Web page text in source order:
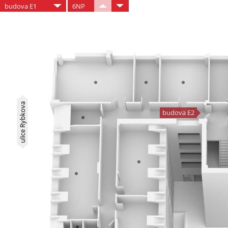
budova E1 6NP
budova E2
ulice Rybkova